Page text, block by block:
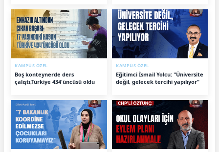
KAMPÜS ÖZEL
Boş konteynerde ders
çalıştı,Türkiye 434'üncüsü oldu
KAMPÜS ÖZEL
Eğitimci İsmail Yolcu: "Üniversite
değil, gelecek tercihi yapılıyor"